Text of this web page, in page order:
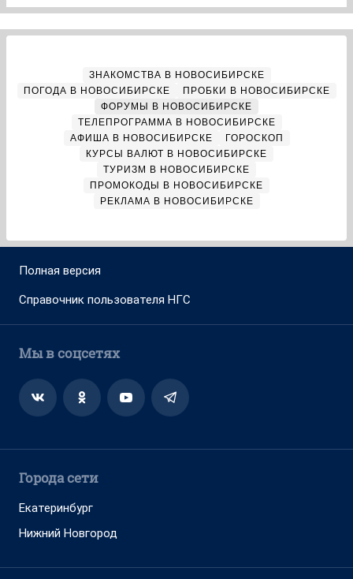
ЗНАКОМСТВА В НОВОСИБИРСКЕ
ПОГОДА В НОВОСИБИРСКЕ
ПРОБКИ В НОВОСИБИРСКЕ
ФОРУМЫ В НОВОСИБИРСКЕ
ТЕЛЕПРОГРАММА В НОВОСИБИРСКЕ
АФИША В НОВОСИБИРСКЕ
ГОРОСКОП
КУРСЫ ВАЛЮТ В НОВОСИБИРСКЕ
ТУРИЗМ В НОВОСИБИРСКЕ
ПРОМОКОДЫ В НОВОСИБИРСКЕ
РЕКЛАМА В НОВОСИБИРСКЕ
Полная версия
Справочник пользователя НГС
Мы в соцсетях
Города сети
Екатеринбург
Нижний Новгород